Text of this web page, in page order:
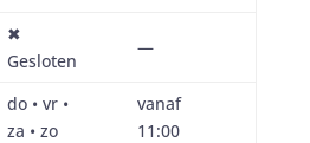
✖︎
Gesloten
—
do • vr •
za • zo
vanaf
11:00